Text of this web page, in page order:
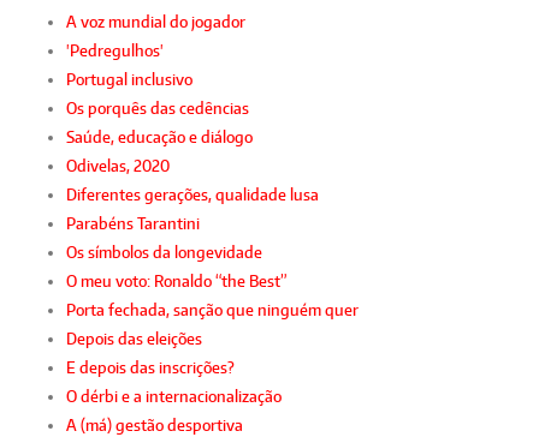
A voz mundial do jogador
'Pedregulhos'
Portugal inclusivo
Os porquês das cedências
Saúde, educação e diálogo
Odivelas, 2020
Diferentes gerações, qualidade lusa
Parabéns Tarantini
Os símbolos da longevidade
O meu voto: Ronaldo “the Best”
Porta fechada, sanção que ninguém quer
Depois das eleições
E depois das inscrições?
O dérbi e a internacionalização
A (má) gestão desportiva